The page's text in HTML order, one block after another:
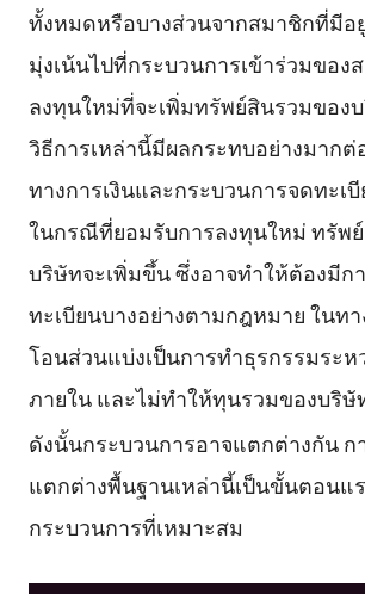
ทั้งหมดหรือบางส่วนจากสมาชิกที่มีอ
มุ่งเน้นไปที่กระบวนการเข้าร่วมของ
ลงทุนใหม่ที่จะเพิ่มทรัพย์สินรวมของ
วิธีการเหล่านี้มีผลกระทบอย่างมากต่
ทางการเงินและกระบวนการจดทะเ
ในกรณีที่ยอมรับการลงทุนใหม่ ทรัพ
บริษัทจะเพิ่มขึ้น ซึ่งอาจทำให้ต้องมีก
ทะเบียนบางอย่างตามกฎหมาย ในท
โอนส่วนแบ่งเป็นการทำธุรกรรมระห
ภายใน และไม่ทำให้ทุนรวมของบริษั
ดังนั้นกระบวนการอาจแตกต่างกันก
แตกต่างพื้นฐานเหล่านี้เป็นขั้นตอนแ
กระบวนการที่เหมาะสม